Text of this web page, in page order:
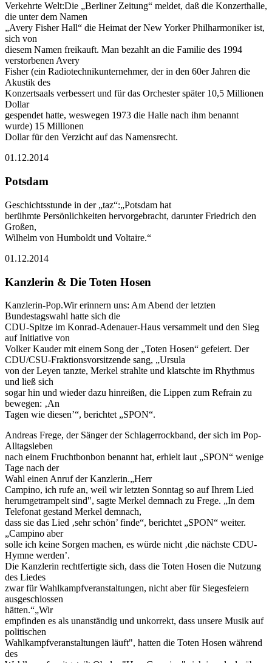
Verkehrte Welt:Die „Berliner Zeitung“ meldet, daß die Konzerthalle,
die unter dem Namen
„Avery Fisher Hall“ die Heimat der New Yorker Philharmoniker ist,
sich von
diesem Namen freikauft. Man bezahlt an die Familie des 1994
verstorbenen Avery
Fisher (ein Radiotechnikunternehmer, der in den 60er Jahren die
Akustik des
Konzertsaals verbessert und für das Orchester später 10,5 Millionen
Dollar
gespendet hatte, weswegen 1973 die Halle nach ihm benannt
wurde) 15 Millionen
Dollar für den Verzicht auf das Namensrecht.
01.12.2014
Potsdam
Geschichtsstunde in der „taz“:„Potsdam hat
berühmte Persönlichkeiten hervorgebracht, darunter Friedrich den
Großen,
Wilhelm von Humboldt und Voltaire.“
01.12.2014
Kanzlerin & Die Toten Hosen
Kanzlerin-Pop.Wir erinnern uns: Am Abend der letzten
Bundestagswahl hatte sich die
CDU-Spitze im Konrad-Adenauer-Haus versammelt und den Sieg
auf Initiative von
Volker Kauder mit einem Song der „Toten Hosen“ gefeiert. Der
CDU/CSU-Fraktionsvorsitzende sang, „Ursula
von der Leyen tanzte, Merkel strahlte und klatschte im Rhythmus
und ließ sich
sogar hin und wieder dazu hinreißen, die Lippen zum Refrain zu
bewegen: ‚An
Tagen wie diesen’“, berichtet „SPON“.
Andreas Frege, der Sänger der Schlagerrockband, der sich im Pop-
Alltagsleben
nach einem Fruchtbonbon benannt hat, erhielt laut „SPON“ wenige
Tage nach der
Wahl einen Anruf der Kanzlerin.„Herr
Campino, ich rufe an, weil wir letzten Sonntag so auf Ihrem Lied
herumgetrampelt sind", sagte Merkel demnach zu Frege. „In dem
Telefonat gestand Merkel demnach,
dass sie das Lied ‚sehr schön’ finde“, berichtet „SPON“ weiter.
„Campino aber
solle ich keine Sorgen machen, es würde nicht ‚die nächste CDU-
Hymne werden’.
Die Kanzlerin rechtfertigte sich, dass die Toten Hosen die Nutzung
des Liedes
zwar für Wahlkampfveranstaltungen, nicht aber für Siegesfeiern
ausgeschlossen
hätten.“„Wir
empfinden es als unanständig und unkorrekt, dass unsere Musik auf
politischen
Wahlkampfveranstaltungen läuft", hatten die Toten Hosen während
des